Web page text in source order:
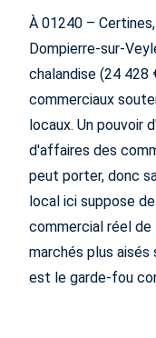
À 01240 –
Dompierre-sur-
chalandise (24 428
commerciaux
locaux. Un pouvoir
d'affaires des
peut porter, donc
local ici suppose
commercial réel de
marchés plus
est le garde-fou